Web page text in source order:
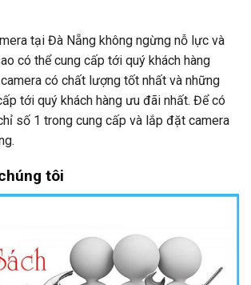
tại Đà Nẵng không ngừng nỗ lực và
có thể cung cấp tới quý khách hàng
có chất lượng tốt nhất và những
tới quý khách hàng ưu đãi nhất. Để có
số 1 trong cung cấp và lắp đặt camera
tôi